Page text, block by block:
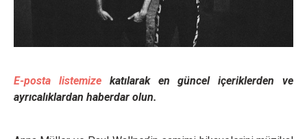
E-posta listemizekatılarak en güncel içeriklerden ve
ayrıcalıklardan haberdar olun.